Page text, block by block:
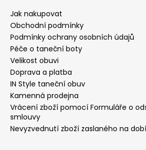
Jak nakupovat
Obchodní podmínky
Podmínky ochrany osobních údajů
Péče o taneční boty
Velikost obuvi
Doprava a platba
IN Style taneční obuv
Kamenná prodejna
Vrácení zboží pomocí Formuláře o
smlouvy
Nevyzvednutí zboží zaslaného na